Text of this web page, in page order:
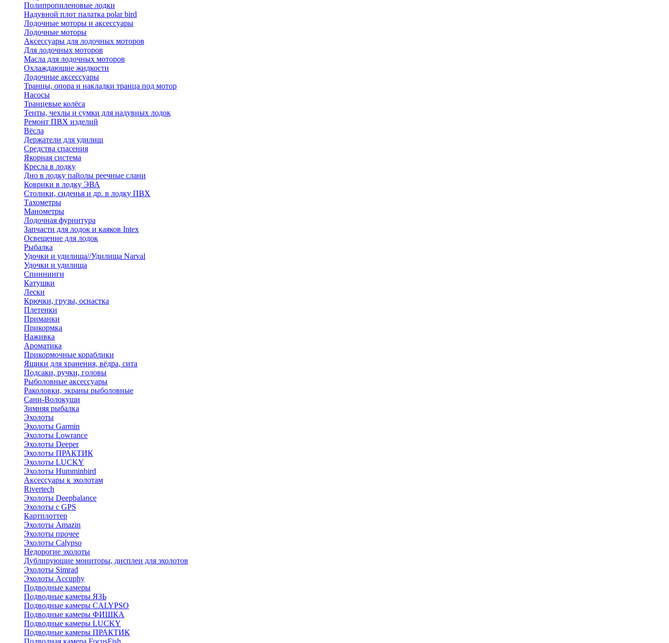
Полипропиленовые лодки
Надувной плот палатка polar bird
Лодочные моторы и аксессуары
Лодочные моторы
Аксессуары для лодочных моторов
Для лодочных моторов
Масла для лодочных моторов
Охлаждающие жидкости
Лодочные аксессуары
Транцы, опора и накладки транца под мотор
Насосы
Транцевые колёса
Тенты, чехлы и сумки для надувных лодок
Ремонт ПВХ изделий
Вёсла
Держатели для удилищ
Средства спасения
Якорная система
Кресла в лодку
Дно в лодку пайолы реечные слани
Коврики в лодку ЭВА
Столики, сиденья и др. в лодку ПВХ
Тахометры
Манометры
Лодочная фурнитура
Запчасти для лодок и каяков Intex
Освещение для лодок
Рыбалка
Удочки и удилища//Удилища Narval
Удочки и удилища
Спиннинги
Катушки
Лески
Крючки, грузы, оснастка
Плетенки
Приманки
Прикормка
Наживка
Ароматика
Прикормочные кораблики
Ящики для хранения, вёдра, сита
Подсаки, ручки, головы
Рыболовные аксессуары
Раколовки, экраны рыболовные
Сани-Волокуши
Зимняя рыбалка
Эхолоты
Эхолоты Garmin
Эхолоты Lowrance
Эхолоты Deeper
Эхолоты ПРАКТИК
Эхолоты LUCKY
Эхолоты Humminbird
Аксессуары к эхолотам
Rivertech
Эхолоты Deepbalance
Эхолоты с GPS
Картплоттер
Эхолоты Amazin
Эхолоты прочее
Эхолоты Calypso
Недорогие эхолоты
Дублирующие мониторы, дисплеи для эхолотов
Эхолоты Simrad
Эхолоты Accuphy
Подводные камеры
Подводные камеры ЯЗЬ
Подводные камеры CALYPSO
Подводные камеры ФИШКА
Подводные камеры LUCKY
Подводные камеры ПРАКТИК
Подводная камера FocusFish